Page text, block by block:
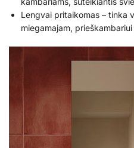
Lengvai pritaikomas – tinka
miegamajam,